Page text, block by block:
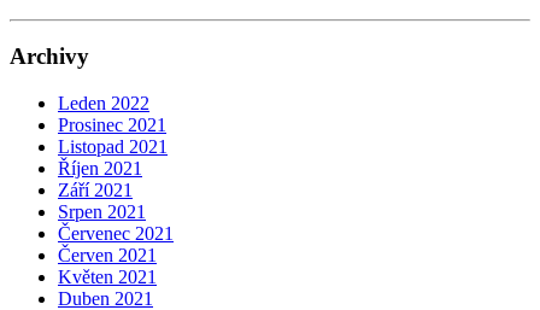
Archivy
Leden 2022
Prosinec 2021
Listopad 2021
Říjen 2021
Září 2021
Srpen 2021
Červenec 2021
Červen 2021
Květen 2021
Duben 2021